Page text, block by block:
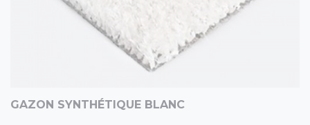
GAZON SYNTHÉTIQUE BLANC